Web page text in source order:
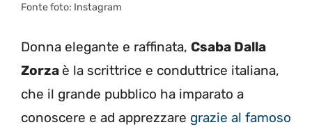
Fonte foto: Instagram
Donna elegante e raffinata, Csaba Dalla
Zorza è la scrittrice e conduttrice italiana,
che il grande pubblico ha imparato a
conoscere e ad apprezzare grazie al famoso